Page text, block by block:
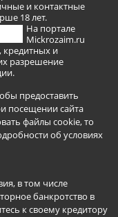
и контактные
18 лет.
На портале
Mickrozaim.ru
кредитных и
разрешение
предоставить
посещении сайта
файлы cookie, то
об условиях
в том числе
банкротство в
к своему кредитору